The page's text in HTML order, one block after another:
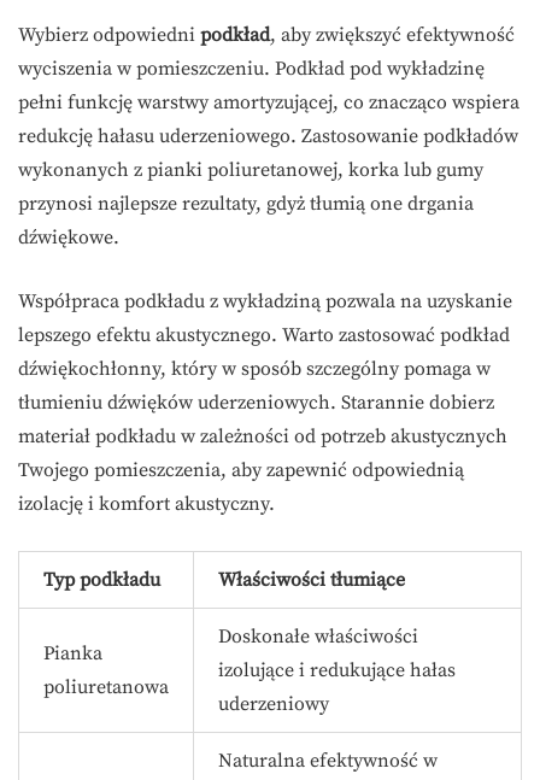
Wybierz odpowiedni podkład, aby zwiększyć efektywność
wyciszenia w pomieszczeniu. Podkład pod wykładzinę
pełni funkcję warstwy amortyzującej, co znacząco wspiera
redukcję hałasu uderzeniowego. Zastosowanie podkładów
wykonanych z pianki poliuretanowej, korka lub gumy
przynosi najlepsze rezultaty, gdyż tłumią one drgania
dźwiękowe.
Współpraca podkładu z wykładziną pozwala na uzyskanie
lepszego efektu akustycznego. Warto zastosować podkład
dźwiękochłonny, który w sposób szczególny pomaga w
tłumieniu dźwięków uderzeniowych. Starannie dobierz
materiał podkładu w zależności od potrzeb akustycznych
Twojego pomieszczenia, aby zapewnić odpowiednią
izolację i komfort akustyczny.
Typ podkładu Właściwości tłumiące
Pianka
poliuretanowa
Doskonałe właściwości
izolujące i redukujące hałas
uderzeniowy
Naturalna efektywność w